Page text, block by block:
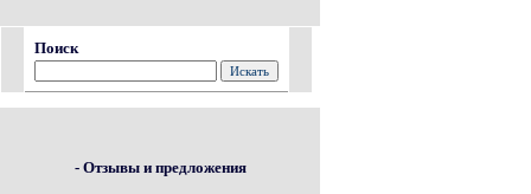
Поиск
- Отзывы и предложения